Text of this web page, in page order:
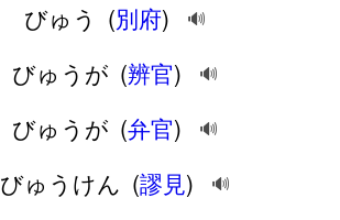
びゅう (別府) 🔊
びゅうが (辨官) 🔊
びゅうが (弁官) 🔊
びゅうけん (謬見) 🔊